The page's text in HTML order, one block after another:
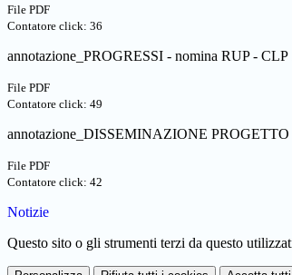
File PDF
Contatore click: 36
annotazione_PROGRESSI - nomina RUP -
File PDF
Contatore click: 49
annotazione_DISSEMINAZIONE
File PDF
Contatore click: 42
Notizie
Questo sito o gli strumenti terzi da questo